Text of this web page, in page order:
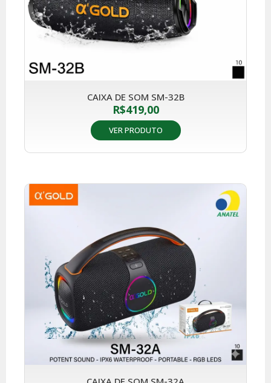
CAIXA DE SOM SM-32B
R$419,00
VER PRODUTO